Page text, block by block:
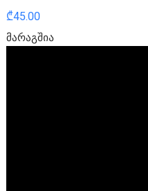
₾45.00
მარაგშია